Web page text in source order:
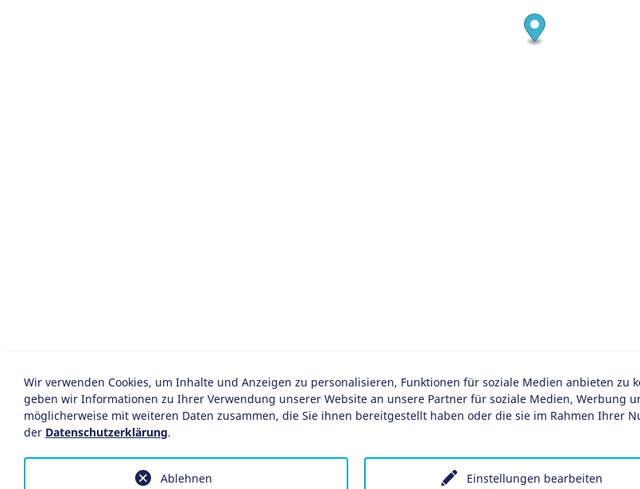
Wir verwenden Cookies, um Inhalte und Anzeigen zu personalisieren, Funktionen für soziale Medien anbieten
geben wir Informationen zu Ihrer Verwendung unserer Website an unsere Partner für soziale Medien, Werbung
möglicherweise mit weiteren Daten zusammen, die Sie ihnen bereitgestellt haben oder die sie im Rahmen Ihrer
der Datenschutzerklärung.
Einstellungen bearbeiten
Ablehnen